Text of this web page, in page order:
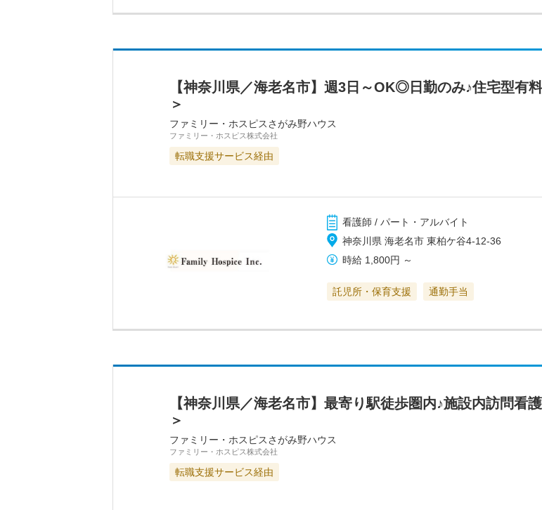
【神奈川県／海老名市】週3日～OK◎日勤のみ♪住宅型有
＞
ファミリー・ホスピスさがみ野ハウス
ファミリー・ホスピス株式会社
転職支援サービス経由
看護師 / パート・アルバイト
神奈川県 海老名市 東柏ケ谷4-12-36
時給 1,800円 ～
託児所・保育支援 通勤手当
【神奈川県／海老名市】最寄り駅徒歩圏内♪施設内訪問看
＞
ファミリー・ホスピスさがみ野ハウス
ファミリー・ホスピス株式会社
転職支援サービス経由